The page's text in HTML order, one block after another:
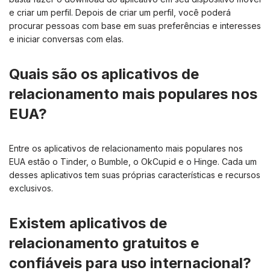
e criar um perfil. Depois de criar um perfil, você poderá
procurar pessoas com base em suas preferências e interesses
e iniciar conversas com elas.
Quais são os aplicativos de
relacionamento mais populares nos
EUA?
Entre os aplicativos de relacionamento mais populares nos
EUA estão o Tinder, o Bumble, o OkCupid e o Hinge. Cada um
desses aplicativos tem suas próprias características e recursos
exclusivos.
Existem aplicativos de
relacionamento gratuitos e
confiáveis para uso internacional?